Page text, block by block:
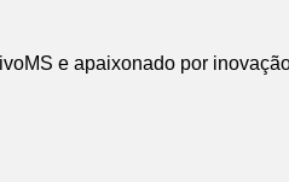
e apaixonado por